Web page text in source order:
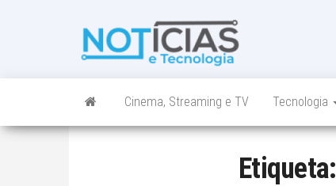
num só lugar
Cinema, Streaming e TV Tecnologia
Etiqueta: